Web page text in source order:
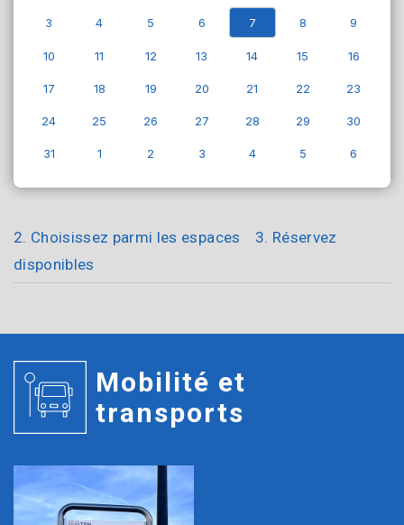
3 4 5 6 7 8 9
10 11 12 13 14 15 16
17 18 19 20 21 22 23
24 25 26 27 28 29 30
31 1 2 3 4 5 6
2. Choisissez parmi les espaces
disponibles
3. Réservez
Mobilité et
transports